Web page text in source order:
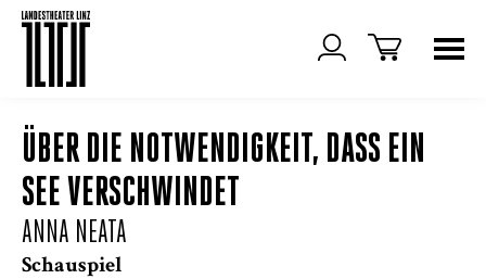
ÜBER DIE NOTWENDIGKEIT, DASS EIN
SEE VERSCHWINDET
ANNA NEATA
Schauspiel